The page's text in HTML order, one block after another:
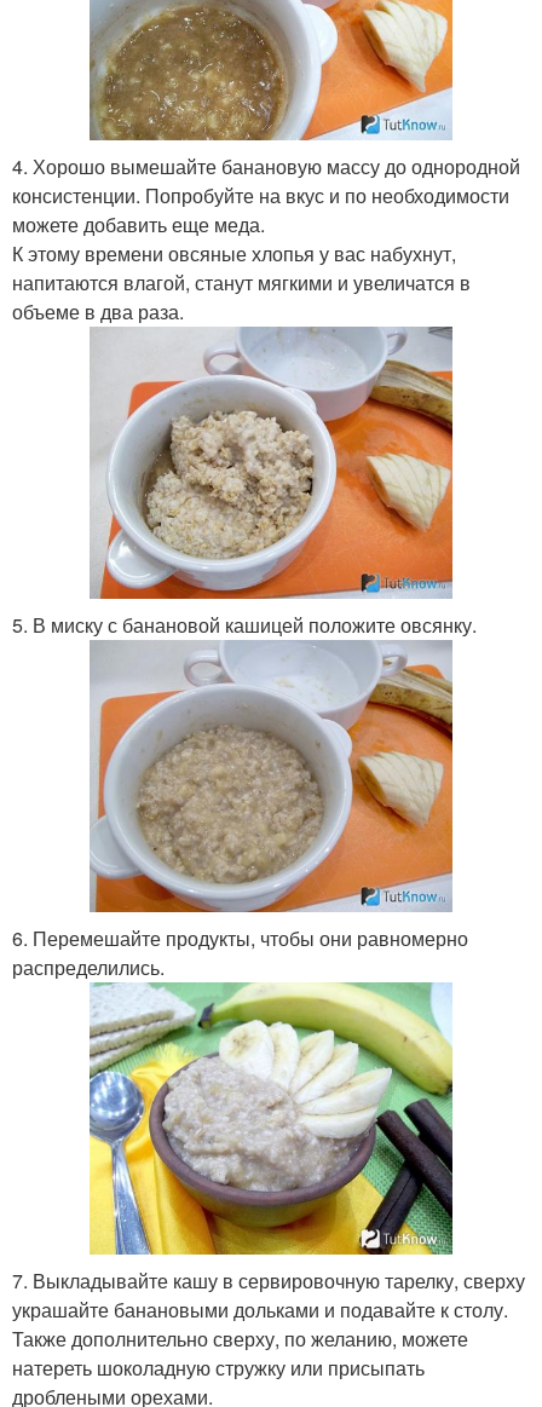
4. Хорошо вымешайте банановую массу до однородной
консистенции. Попробуйте на вкус и по необходимости
можете добавить еще меда.
К этому времени овсяные хлопья у вас набухнут,
напитаются влагой, станут мягкими и увеличатся в
объеме в два раза.
5. В миску с банановой кашицей положите овсянку.
6. Перемешайте продукты, чтобы они равномерно
распределились.
7. Выкладывайте кашу в сервировочную тарелку, сверху
украшайте банановыми дольками и подавайте к столу.
Также дополнительно сверху, по желанию, можете
натереть шоколадную стружку или присыпать
дроблеными орехами.